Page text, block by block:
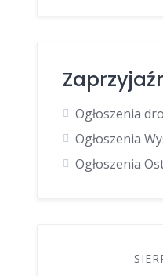
Ogłoszenia
Ogłoszenia
Ogłoszenia